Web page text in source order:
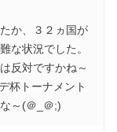
か、３２ヵ国が
な状況でした。
反対ですかね～
杯トーナメント
～(＠_＠;)